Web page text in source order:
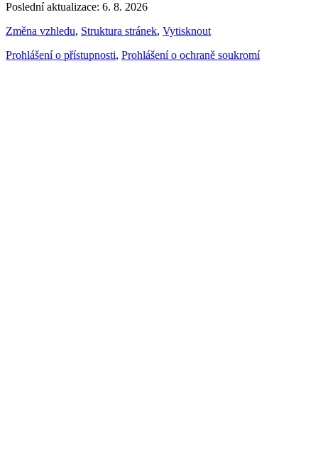
Poslední aktualizace: 6. 8. 2026
Změna vzhledu, Struktura stránek, Vytisknout
Prohlášení o přístupnosti, Prohlášení o ochraně soukromí